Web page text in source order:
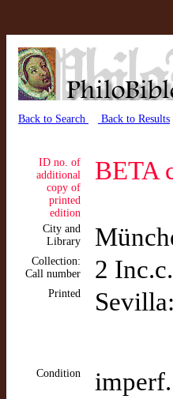
Back to Search Back to Results
ID no. of
additional
copy of
printed
edition
BETA
City and
Library
Collection:
Call number
2
Printed Sevilla:
Condition